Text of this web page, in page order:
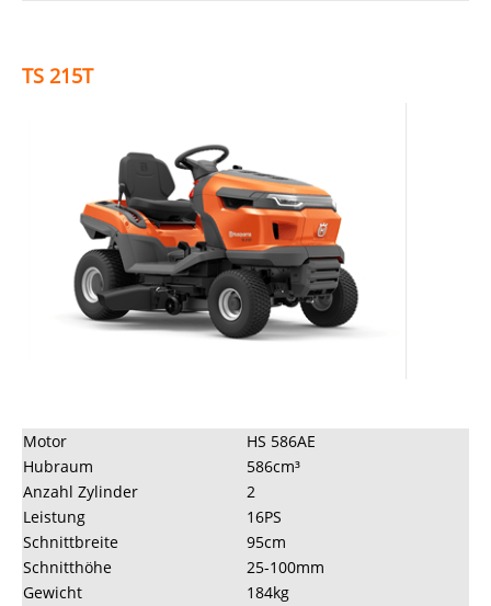
TS 215T
Motor
HS 586AE
Hubraum
586cm³
Anzahl Zylinder
2
Leistung
16PS
Schnittbreite
95cm
Schnitthöhe
25-100mm
Gewicht
184kg